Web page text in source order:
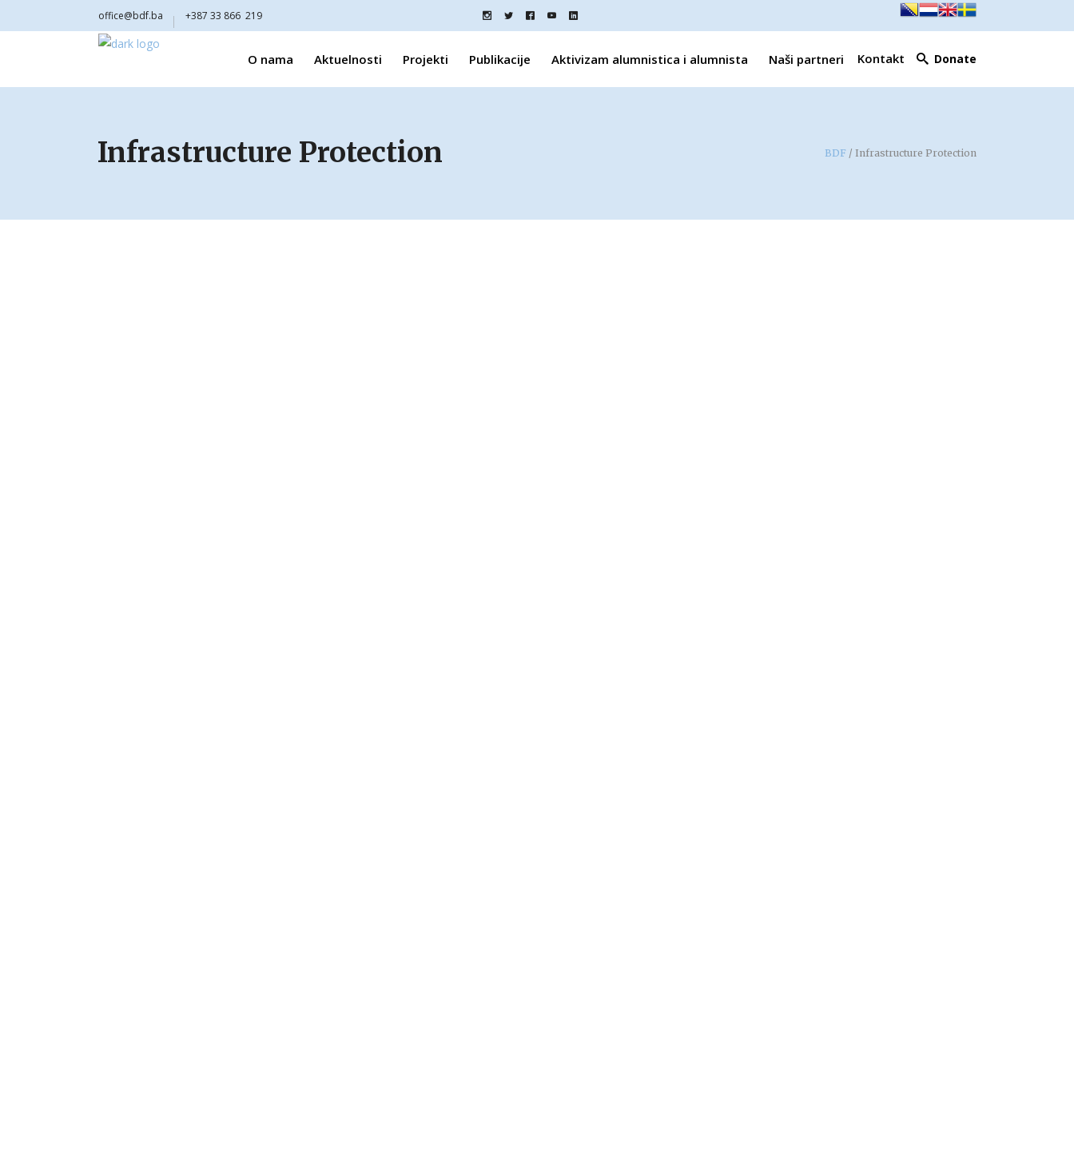
office@bdf.ba +387 33 866 219
O nama Aktuelnosti Projekti Publikacije Aktivizam alumnistica i alumnista Naši partneri Kontakt Donate
Infrastructure Protection BDF / Infrastructure Protection